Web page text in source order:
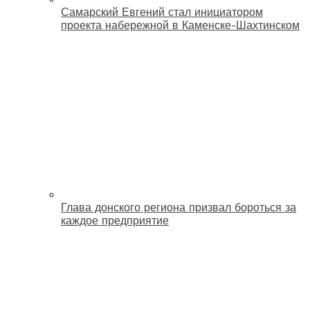
Самарский Евгений стал инициатором
проекта набережной в Каменске-Шахтинском
Глава донского региона призвал бороться за
каждое предприятие